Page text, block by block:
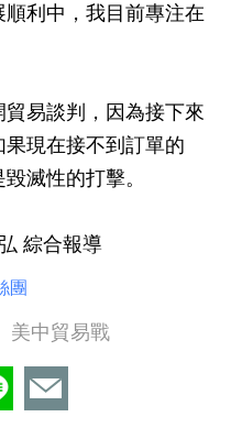
利中，我目前專注在
易談判，因為接下來
現在接不到訂單的
滅性的打擊。
綜合報導
團
美中貿易戰